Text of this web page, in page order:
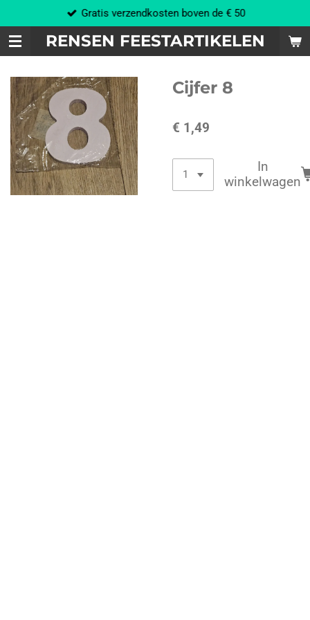
direct
naar
de
hoofdinhoud
RENSEN FEESTARTIKELEN
Gratis verzendkosten boven de € 50
Cijfer 8
€ 1,49
In
winkelwagen